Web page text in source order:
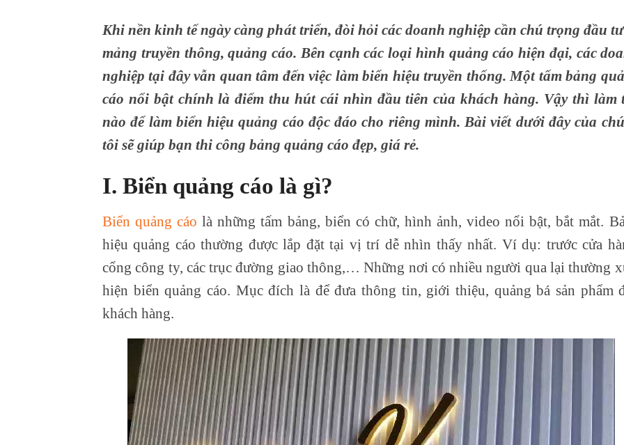
Khi nền kinh tế ngày càng phát triển, đòi hỏi các doanh nghiệp cần chú trọng đầu
mảng truyền thông, quảng cáo. Bên cạnh các loại hình quảng cáo hiện đại, các
nghiệp tại đây vẫn quan tâm đến việc làm biển hiệu truyền thống. Một tấm bảng
cáo nổi bật chính là điểm thu hút cái nhìn đầu tiên của khách hàng. Vậy thì làm
nào để làm biển hiệu quảng cáo độc đáo cho riêng mình. Bài viết dưới đây của
tôi sẽ giúp bạn thi công bảng quảng cáo đẹp, giá rẻ.
I. Biển quảng cáo là gì?
Biển quảng cáo là những tấm bảng, biển có chữ, hình ảnh, video nổi bật, bắt mắt.
hiệu quảng cáo thường được lắp đặt tại vị trí dễ nhìn thấy nhất. Ví dụ: trước cửa
cổng công ty, các trục đường giao thông,… Những nơi có nhiều người qua lại thường
hiện biển quảng cáo. Mục đích là để đưa thông tin, giới thiệu, quảng bá sản phẩm
khách hàng.